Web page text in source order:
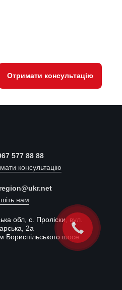
Отримати консультацію
577 88 88
консультацію
нам
обл, с. Проліски, вул.
2а
Бориспільського шосе